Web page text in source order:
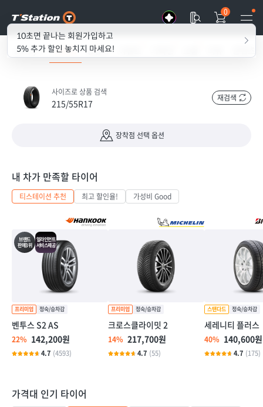
10초면 끝나는 회원가입하고
5% 추가 할인 놓치지 마세요!
0
all my T 타이어 경정비
사이즈로 상품 검색
215/55R17
재검색
장착점 선택 옵션
내 차가 만족할 타이어
티스테이션 추천 최고 할인율! 가성비 Good
브랜드
판매3위
얼라인먼트
서비스제공
벤투스 S2 AS
22% 142,200원
4.7 (4593)
크로스클라이밋 2
14% 217,700원
4.7 (55)
세레니티 플러스
40% 140,600원
4.7 (175)
가격대 인기 타이어